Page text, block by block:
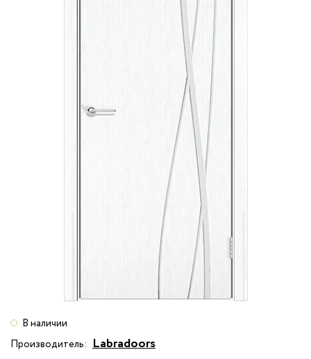
В наличии
Производитель: Labradoors